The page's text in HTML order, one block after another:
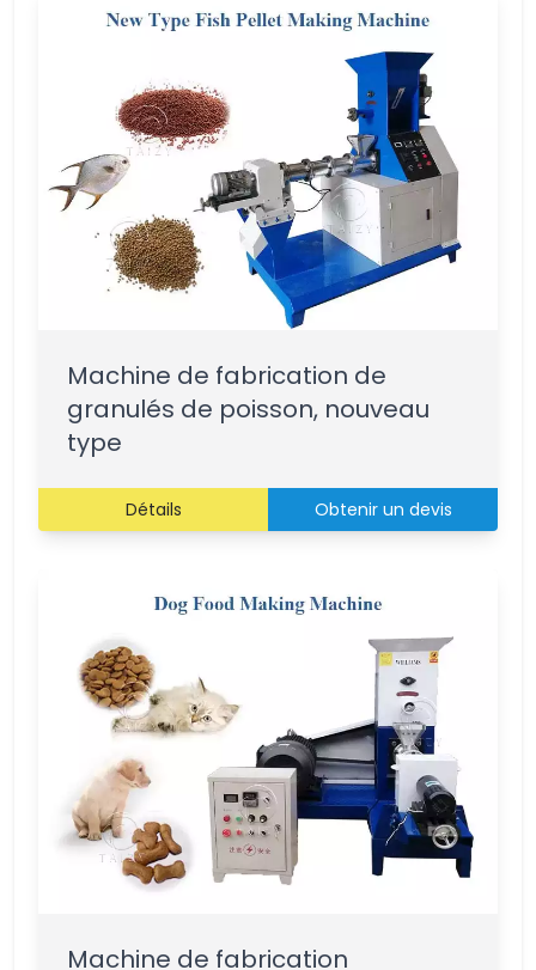
Machine de fabrication de
granulés de poisson, nouveau
type
Détails Obtenir un devis
Machine de fabrication